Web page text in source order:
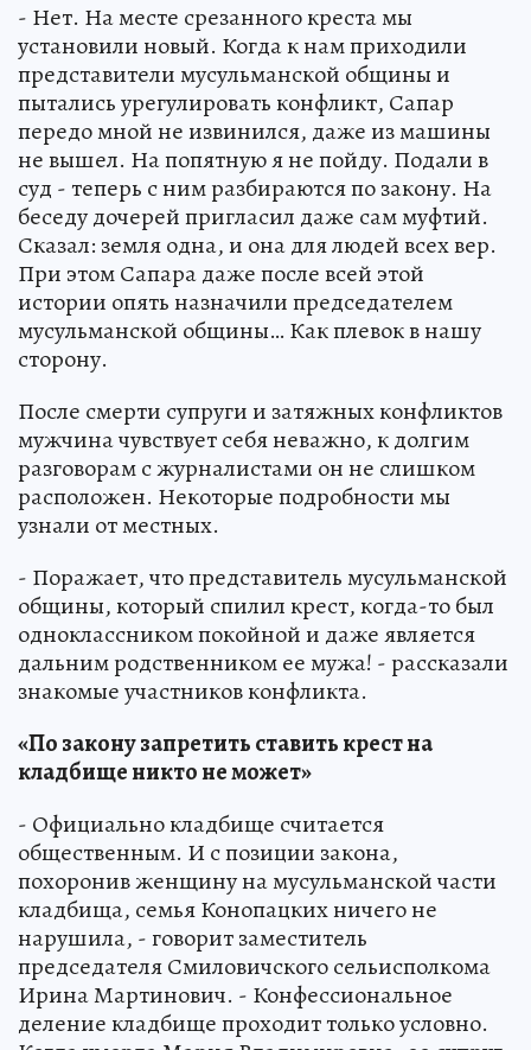
- Нет. На месте срезанного креста мы
установили новый. Когда к нам приходили
представители мусульманской общины и
пытались урегулировать конфликт, Сапар
передо мной не извинился, даже из машины
не вышел. На попятную я не пойду. Подали в
суд - теперь с ним разбираются по закону. На
беседу дочерей пригласил даже сам муфтий.
Сказал: земля одна, и она для людей всех вер.
При этом Сапара даже после всей этой
истории опять назначили председателем
мусульманской общины… Как плевок в нашу
сторону.
После смерти супруги и затяжных конфликтов
мужчина чувствует себя неважно, к долгим
разговорам с журналистами он не слишком
расположен. Некоторые подробности мы
узнали от местных.
- Поражает, что представитель мусульманской
общины, который спилил крест, когда-то был
одноклассником покойной и даже является
дальним родственником ее мужа! - рассказали
знакомые участников конфликта.
«По закону запретить ставить крест на
кладбище никто не может»
- Официально кладбище считается
общественным. И с позиции закона,
похоронив женщину на мусульманской части
кладбища, семья Конопацких ничего не
нарушила, - говорит заместитель
председателя Смиловичского сельисполкома
Ирина Мартинович. - Конфессиональное
деление кладбище проходит только условно.